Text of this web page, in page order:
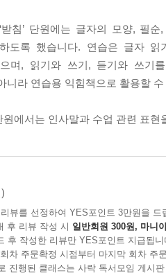
‘받침’ 단원에는 글자의 모양,
도록 했습니다. 연습은 글자
며, 읽기와 쓰기, 듣기와 쓰기
니라 연습용 익힘책으로 활용할
원에서는 인사말과 수업 관련 표
뷰를 선정하여 YES포인트 3만원을 드
후 리뷰 작성 시 일반회원 300원, 마니
후 작성한 리뷰만 YES포인트 지급됩니
차 주문확정 시점부터 마지막 회차 주
진행된 클래스는 사락 독서모임 게시